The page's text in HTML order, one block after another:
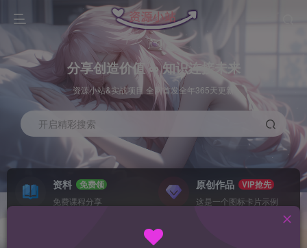
分享创造价值 ∞ 知识连接未来
资源小站&实战项目 全网首发全年365天更新
开启精彩搜索
资料
免费领
免费课程分享
原创作品
VIP抢先
这是一个图标卡片示例